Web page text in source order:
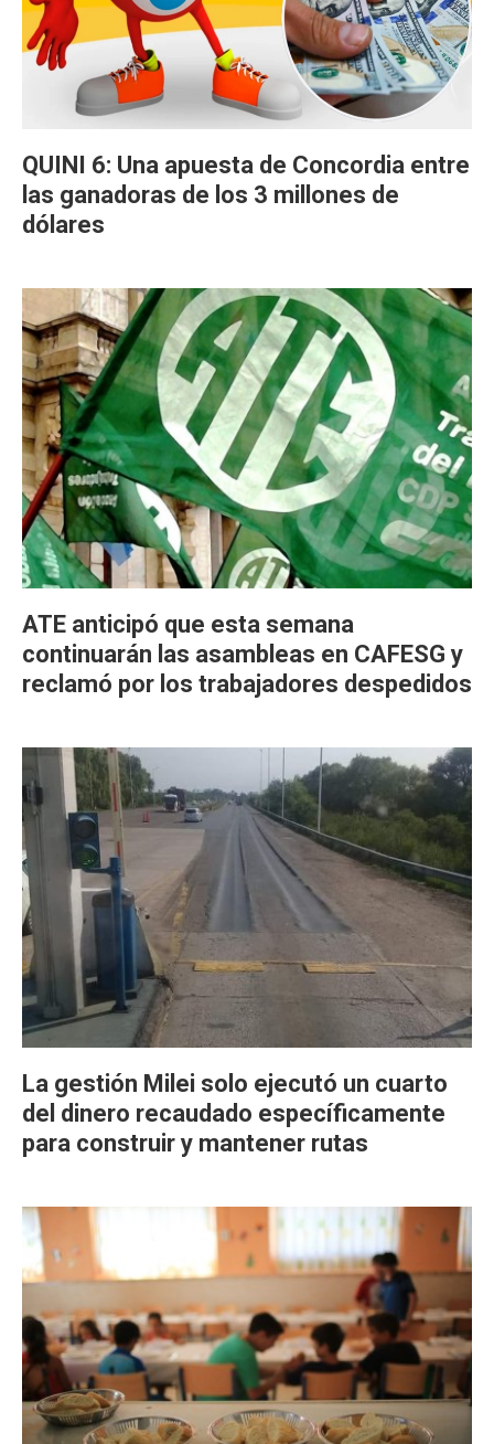
QUINI 6: Una apuesta de Concordia entre
las ganadoras de los 3 millones de
dólares
ATE anticipó que esta semana
continuarán las asambleas en CAFESG y
reclamó por los trabajadores despedidos
La gestión Milei solo ejecutó un cuarto
del dinero recaudado específicamente
para construir y mantener rutas